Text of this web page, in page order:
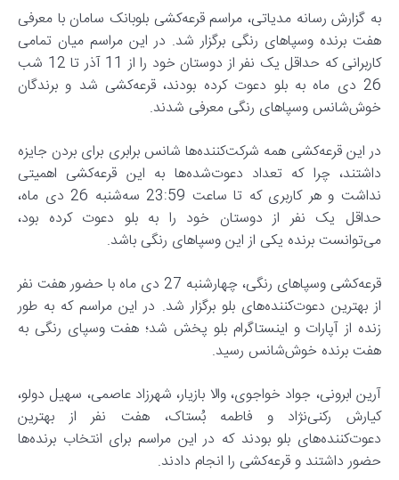
به گزارش رسانه مدیاتی، مراسم قرعه‌کشی بلوبانک سامان با معرفی
هفت برنده وسپاهای رنگی برگزار شد. در این مراسم میان تمامی
کاربرانی که حداقل یک نفر از دوستان خود را از 11 آذر تا 12 شب
26 دی ماه به بلو دعوت کرده بودند، قرعه‌کشی شد و برندگان
خوش‌شانس وسپاهای رنگی معرفی شدند.
در این قرعه‌کشی همه شرکت‌کننده‌ها شانس برابری برای بردن جایزه
داشتند، چرا که تعداد دعوت‌شده‌ها به این قرعه‌کشی اهمیتی
نداشت و هر کاربری که تا ساعت 23:59 سه‌شنبه‌ 26 دی ماه،
حداقل یک نفر از دوستان خود را به بلو دعوت کرده بود،
می‌توانست برنده یکی از این وسپاهای رنگی باشد.
قرعه‌کشی وسپاهای رنگی، چهارشنبه 27 دی ماه با حضور هفت نفر
از بهترین دعوت‌کننده‌های بلو برگزار شد. در این مراسم که به‌ طور
زنده از آپارات و اینستاگرام بلو پخش شد؛ هفت وسپای رنگی به
هفت برنده خوش‌شانس رسید.
آرین ابرونی، جواد خواجوی، والا بازیار، شهرزاد عاصمی، سهیل دولو،
کیارش رکنی‌نژاد و فاطمه بُستاک، هفت نفر از بهترین
دعوت‌کننده‌های بلو بودند که در این مراسم برای انتخاب برنده‌ها
حضور داشتند و قرعه‌کشی را انجام دادند.